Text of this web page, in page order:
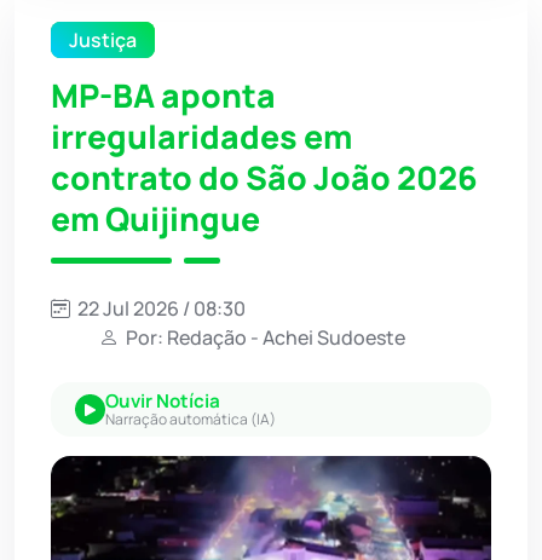
Justiça
MP-BA aponta
irregularidades em
contrato do São João 2026
em Quijingue
22 Jul 2026 / 08:30
Por: Redação - Achei Sudoeste
Ouvir Notícia
Narração automática (IA)